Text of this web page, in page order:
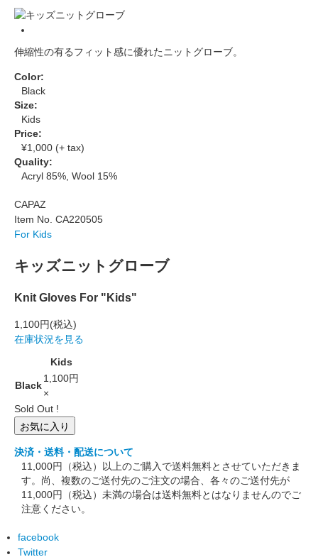
伸縮性の有るフィット感に優れたニットグローブ。
Color:
Black
Size:
Kids
Price:
¥1,000 (+ tax)
Quality:
Acryl 85%, Wool 15%
CAPAZ
Item No. CA220505
For Kids
キッズニットグローブ
Knit Gloves For "Kids"
1,100円(税込)
在庫状況を見る
Kids
Black
1,100円
×
Sold Out !
お気に入り
決済・送料・配送について
11,000円（税込）以上のご購入で送料無料とさせていただきま
す。尚、複数のご送付先のご注文の場合、各々のご送付先が
11,000円（税込）未満の場合は送料無料とはなりませんのでご
注意ください。
facebook
Twitter